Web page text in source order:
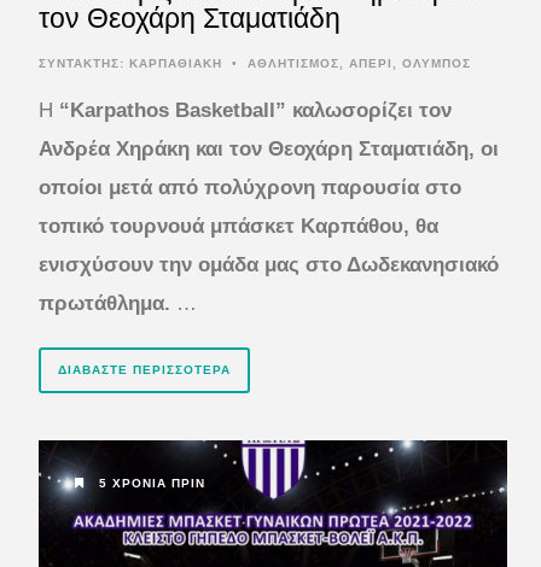
τον Θεοχάρη Σταματιάδη
ΣΥΝΤΆΚΤΗΣ: ΚΑΡΠΑΘΙΑΚΗ • ΑΘΛΗΤΙΣΜΟΣ ΑΠΕΡΙ ΟΛΥΜΠΟΣ
Η “Karpathos Basketball” καλωσορίζει τον
Ανδρέα Χηράκη και τον Θεοχάρη Σταματιάδη, οι
οποίοι μετά από πολύχρονη παρουσία στο
τοπικό τουρνουά μπάσκετ Καρπάθου, θα
ενισχύσουν την ομάδα μας στο Δωδεκανησιακό
πρωτάθλημα. …
ΔΙΑΒΆΣΤΕ ΠΕΡΙΣΣΌΤΕΡΑ
5 ΧΡΌΝΙΑ ΠΡΙΝ